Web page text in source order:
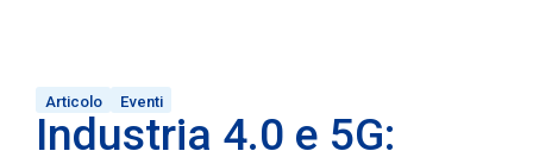
Articolo Eventi
Industria 4.0 e 5G: